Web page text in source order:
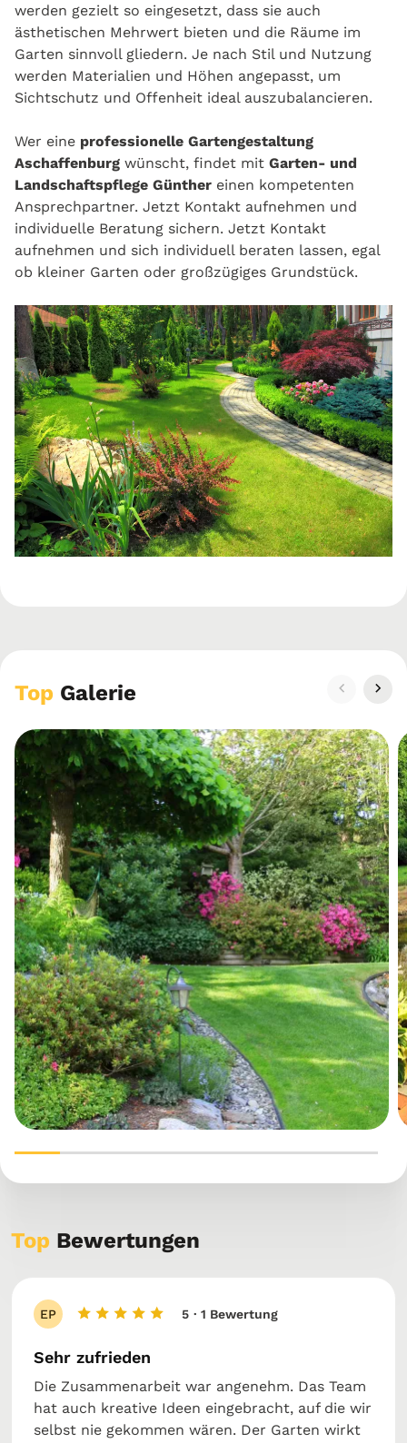
werden gezielt so eingesetzt, dass sie auch
ästhetischen Mehrwert bieten und die Räume im
Garten sinnvoll gliedern. Je nach Stil und Nutzung
werden Materialien und Höhen angepasst, um
Sichtschutz und Offenheit ideal auszubalancieren.
Wer eine professionelle Gartengestaltung
Aschaffenburg wünscht, findet mit Garten- und
Landschaftspflege Günther einen kompetenten
Ansprechpartner. Jetzt Kontakt aufnehmen und
individuelle Beratung sichern. Jetzt Kontakt
aufnehmen und sich individuell beraten lassen, egal
ob kleiner Garten oder großzügiges Grundstück.
Top Galerie
Top Bewertungen
EP 5 · 1 Bewertung
Sehr zufrieden
Die Zusammenarbeit war angenehm. Das Team
hat auch kreative Ideen eingebracht, auf die wir
selbst nie gekommen wären. Der Garten wirkt